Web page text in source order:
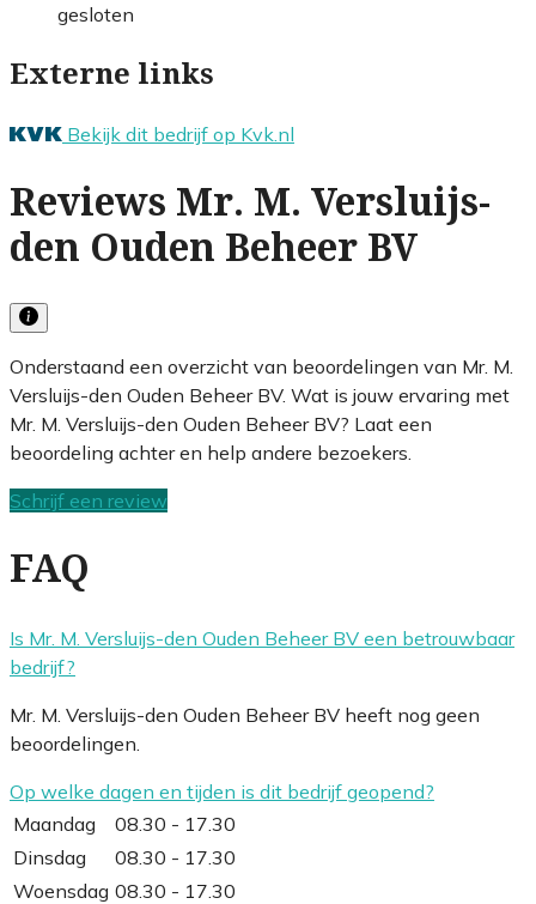
gesloten
Externe links
Bekijk dit bedrijf op Kvk.nl
Reviews Mr. M. Versluijs-
den Ouden Beheer BV
Onderstaand een overzicht van beoordelingen van Mr. M.
Versluijs-den Ouden Beheer BV. Wat is jouw ervaring met
Mr. M. Versluijs-den Ouden Beheer BV? Laat een
beoordeling achter en help andere bezoekers.
Schrijf een review
FAQ
Is Mr. M. Versluijs-den Ouden Beheer BV een betrouwbaar
bedrijf?
Mr. M. Versluijs-den Ouden Beheer BV heeft nog geen
beoordelingen.
Op welke dagen en tijden is dit bedrijf geopend?
Maandag
08.30 - 17.30
Dinsdag
08.30 - 17.30
Woensdag 08.30 - 17.30